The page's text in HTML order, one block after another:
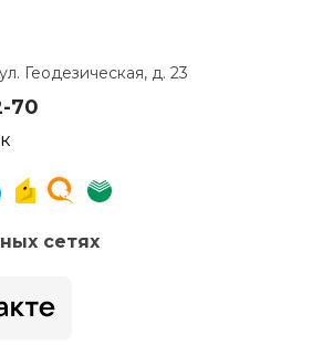
Геодезическая, д. 23
70
сетях